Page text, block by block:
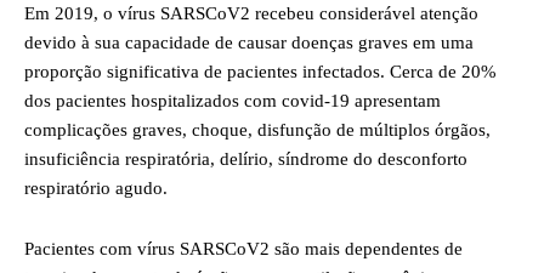
Em 2019, o vírus SARSCoV2 recebeu considerável atenção
devido à sua capacidade de causar doenças graves em uma
proporção significativa de pacientes infectados. Cerca de 20%
dos pacientes hospitalizados com covid-19 apresentam
complicações graves, choque, disfunção de múltiplos órgãos,
insuficiência respiratória, delírio, síndrome do desconforto
respiratório agudo.
Pacientes com vírus SARSCoV2 são mais dependentes de